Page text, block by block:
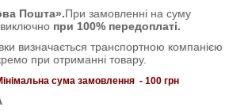
Пошта».При замовленні на суму
виключно при 100% передоплаті.
визначається транспортною компанією
при отриманні товару.
сума замовлення - 100 грн